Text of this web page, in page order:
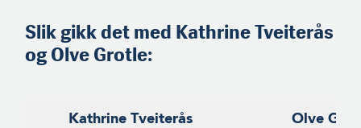
Slik gikk det med Kathrine Tveiterås
ogOlve Grotle:
Kathrine Tveiterås Olve